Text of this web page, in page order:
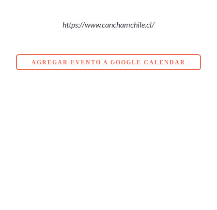
https://www.canchamchile.cl/
AGREGAR EVENTO A GOOGLE CALENDAR